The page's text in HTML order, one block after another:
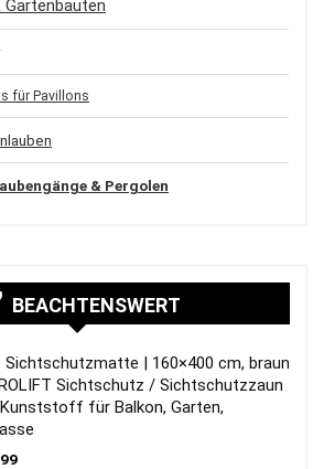
Gartenbauten
für Pavillons
& Pergolen
BEACHTENSWERT
Sichtschutzmatte | 160×400 cm, braun
Sichtschutz / Sichtschutzzaun
für Balkon, Garten,